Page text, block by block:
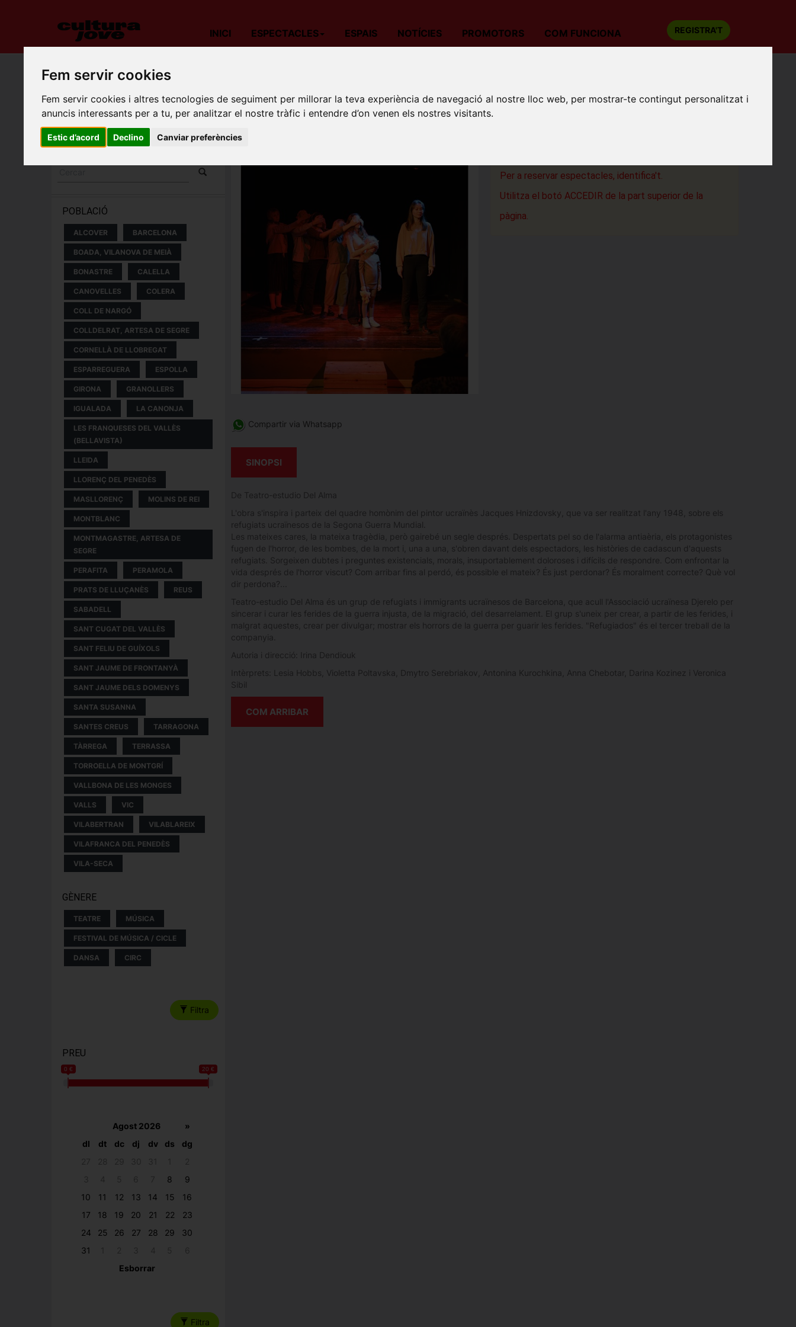
Fem servir cookies
Fem servir cookies i altres tecnologies de seguiment per millorar la teva experiència de navegació al nostre lloc web, per mostrar-te contingut personalitzat i
anuncis interessants per a tu, per analitzar el nostre tràfic i entendre d’on venen els nostres visitants.
Estic d’acord Declino Canviar preferències
INICI ESPECTACLES ESPAIS NOTÍCIES PROMOTORS COM FUNCIONA REGISTRA'T
ESPECTACLES I
CONCERTS
POBLACIÓ
ALCOVER BARCELONA
BOADA, VILANOVA DE MEIÀ
BONASTRE CALELLA
CANOVELLES COLERA
COLL DE NARGÓ
COLLDELRAT, ARTESA DE SEGRE
CORNELLÀ DE LLOBREGAT
ESPARREGUERA ESPOLLA
GIRONA GRANOLLERS
IGUALADA LA CANONJA
LES FRANQUESES DEL VALLÈS
(BELLAVISTA)
LLEIDA
LLORENÇ DEL PENEDÈS
MASLLORENÇ MOLINS DE REI
MONTBLANC
MONTMAGASTRE, ARTESA DE
SEGRE
PERAFITA PERAMOLA
PRATS DE LLUÇANÈS REUS
SABADELL
SANT CUGAT DEL VALLÈS
SANT FELIU DE GUÍXOLS
SANT JAUME DE FRONTANYÀ
SANT JAUME DELS DOMENYS
SANTA SUSANNA
SANTES CREUS TARRAGONA
TÀRREGA TERRASSA
TORROELLA DE MONTGRÍ
VALLBONA DE LES MONGES
VALLS VIC
VILABERTRAN VILABLAREIX
VILAFRANCA DEL PENEDÈS
VILA-SECA
GÈNERE
TEATRE MÚSICA
FESTIVAL DE MÚSICA / CICLE
DANSA CIRC
Filtra
PREU
0 € 20 €
Agost 2026
»
dl
dt dc dj dv ds
dg
8
9
10
11 12 13 14 15
16
17
18 19 20 21 22
23
24
25 26 27 28 29
30
31
Esborrar
Filtra
REFUGIADOS
Per a reservar espectacles, identifica't.
Utilitza el botó ACCEDIR de la part superior de la
pàgina.
Compartir via Whatsapp
SINOPSI
De Teatro-estudio Del Alma
L'obra s'inspira i parteix del quadre homònim del pintor ucraïnès Jacques Hnizdovsky, que va ser realitzat l'any 1948, sobre els
refugiats ucraïnesos de la Segona Guerra Mundial.
Les mateixes cares, la mateixa tragèdia, però gairebé un segle després. Despertats pel so de l'alarma antiaèria, els protagonistes
fugen de l'horror, de les bombes, de la mort i, una a una, s'obren davant dels espectadors, les històries de cadascun d'aquests
refugiats. Sorgeixen dubtes i preguntes existencials, morals, insuportablement doloroses i difícils de respondre. Com enfrontar la
vida després de l'horror viscut? Com arribar fins al perdó, és possible el mateix? És just perdonar? És moralment correcte? Què vol
dir perdona?...
Teatro-estudio Del Alma és un grup de refugiats i immigrants ucraïnesos de Barcelona, que acull l'Associació ucraïnesa Djerelo per
sincerar i curar les ferides de la guerra injusta, de la migració, del desarrelament. El grup s'uneix per crear, a partir de les ferides, i
malgrat aquestes, crear per divulgar; mostrar els horrors de la guerra per guarir les ferides. "Refugiados" és el tercer treball de la
companyia.
Autoria i direcció: Irina Dendiouk
Intèrprets: Lesia Hobbs, Violetta Poltavska, Dmytro Serebriakov, Antonina Kurochkina, Anna Chebotar, Darina Kozinez i Veronica
Sibil
COM ARRIBAR